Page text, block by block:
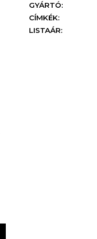
GYÁRTÓ:
CÍMKÉK:
LISTAÁR: